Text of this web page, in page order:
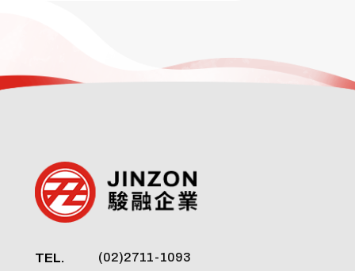
TEL. (02)2711-1093